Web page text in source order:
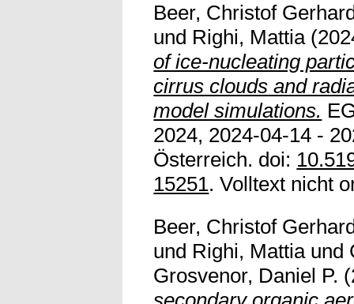
Beer, Christof
und Righi, Mattia
of ice-nucleating
cirrus clouds and
model simulations.
2024, 2024-04-14 -
Österreich. doi:
15251. Volltext nicht
Beer, Christof
und Righi, Mattiaund
Grosvenor, Daniel P.